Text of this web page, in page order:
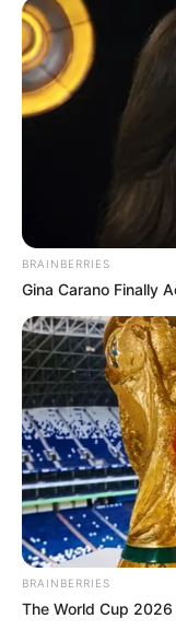
BRAINBERRIES
Gina Carano Finally
BRAINBERRIES
The World Cup